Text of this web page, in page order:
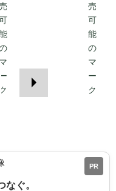
PR
ぐ。